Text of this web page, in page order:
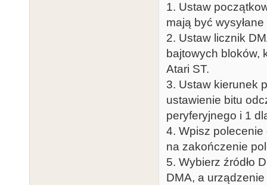
1. Ustaw
mają być
2. Ustaw licznik
bajtowych bloków,
Atari ST.
3. Ustaw kierunek
ustawienie bitu
peryferyjnego i 1
4. Wpisz
na zakończenie
5. Wybierz źródło
DMA, a